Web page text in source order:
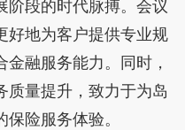
阶段的时代脉搏。会议
好地为客户提供专业规
融服务能力。同时，
质量提升，致力于为岛
险服务体验。